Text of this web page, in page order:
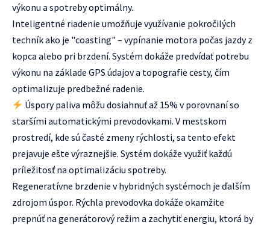
výkonu a spotreby optimálny.
Inteligentné riadenie umožňuje využívanie pokročilých
techník ako je "coasting" – vypínanie motora počas jazdy z
kopca alebo pri brzdení. Systém dokáže predvídať potrebu
výkonu na základe GPS údajov a topografie cesty, čím
optimalizuje predbežné radenie.
Úspory paliva môžu dosiahnuť až 15% v porovnaní so
staršími automatickými prevodovkami. V mestskom
prostredí, kde sú časté zmeny rýchlosti, sa tento efekt
prejavuje ešte výraznejšie. Systém dokáže využiť každú
príležitosť na optimalizáciu spotreby.
Regeneratívne brzdenie v hybridných systémoch je ďalším
zdrojom úspor. Rýchla prevodovka dokáže okamžite
prepnúť na generátorový režim a zachytiť energiu, ktorá by